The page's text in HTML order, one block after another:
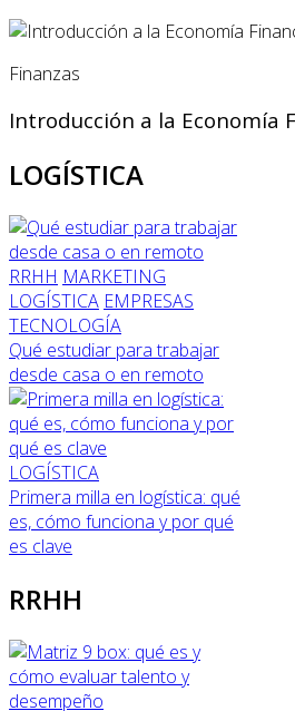
Finanzas
Introducción a la Economía
LOGÍSTICA
RRHH MARKETING
LOGÍSTICA EMPRESAS
TECNOLOGÍA
Qué estudiar para trabajar
desde casa o en remoto
LOGÍSTICA
Primera milla en logística: qué
es, cómo funciona y por qué
es clave
RRHH